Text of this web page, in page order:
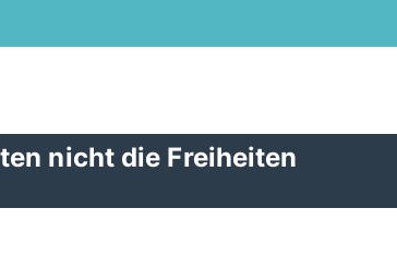
nicht die Freiheiten